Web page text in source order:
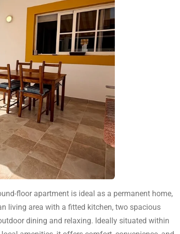
floor apartment is ideal as a permanent home,
living area with a fitted kitchen, two spacious
dining and relaxing. Ideally situated within